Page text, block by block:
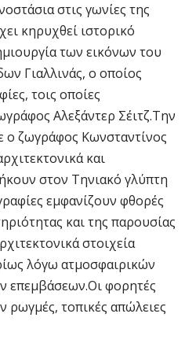
στις γωνίες της
κηρυχθεί ιστορικό
των εικόνων του
Γιαλλινάς, ο οποίος
τοις οποίες
Αλεξάντερ Σέιτζ.Την
ο ζωγράφος Κωνσταντίνος
και
στον Τηνιακό γλύπτη
εμφανίζουν φθορές
και της παρουσίας
στοιχεία
λόγω ατμοσφαιρικών
επεμβάσεων.Οι φορητές
ρωγμές, τοπικές απώλειες